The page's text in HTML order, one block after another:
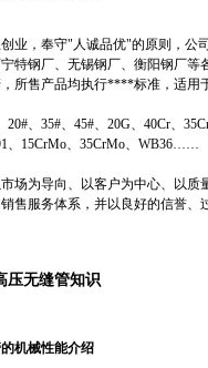
业，奉守"人诚品优"的原则，公
特钢厂、无锡钢厂、衡阳钢厂等
所售产品均执行****标准，适用
20#、35#、45#、20G、40Cr、
、15CrMo、35CrMo、WB36……
场为导向、以客户为中心、以
售服务体系，并以良好的信誉、
压无缝管知识
机械性能介绍